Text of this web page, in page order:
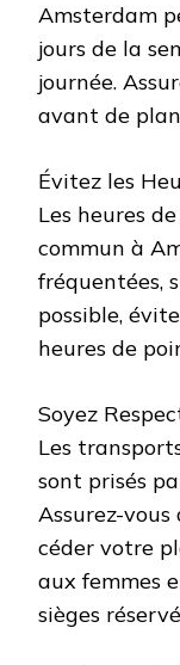
Amsterdam
jours de la
journée.
avant de
Évitez les
Les heures
commun à
fréquentées,
possible,
heures de
Soyez
Les
sont prisés
Assurez-vous
céder votre
aux femmes
sièges